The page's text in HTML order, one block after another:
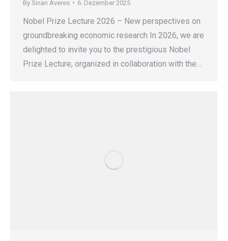
By Sinan Averes 6. Dezember 2025
Nobel Prize Lecture 2026 – New perspectives on
groundbreaking economic research In 2026, we are
delighted to invite you to the prestigious Nobel
Prize Lecture, organized in collaboration with the…